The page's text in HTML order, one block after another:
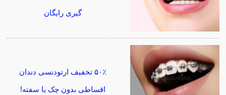
گیری رایگان
۵۰٪ تخفیف ارتودنسی دندان
اقساطی بدون چک یا سفته!